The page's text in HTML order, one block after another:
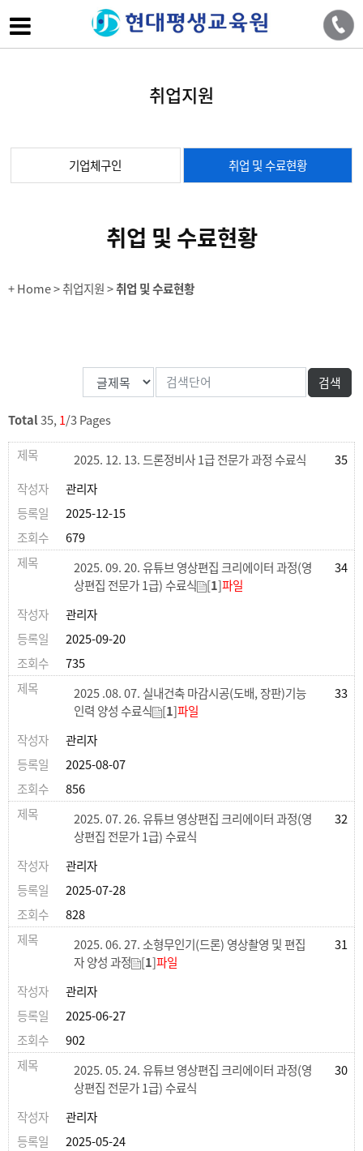
취업지원
기업체구인 취업 및 수료현황
취업 및 수료현황
+ Home> 취업지원 >취업 및 수료현황
Total35,1/3 Pages
35
2025. 12. 13. 드론정비사 1급 전문가 과정 수료식
관리자
2025-12-15
679
34
2025. 09. 20. 유튜브 영상편집 크리에이터 과정(영
상편집 전문가 1급) 수료식
[1]파일
관리자
2025-09-20
735
33
2025 .08. 07. 실내건축 마감시공(도배, 장판)기능
인력 양성 수료식
[1]파일
관리자
2025-08-07
856
32
2025. 07. 26. 유튜브 영상편집 크리에이터 과정(영
상편집 전문가 1급) 수료식
관리자
2025-07-28
828
31
2025. 06. 27. 소형무인기(드론) 영상촬영 및 편집
자 양성 과정
[1]파일
관리자
2025-06-27
902
30
2025. 05. 24. 유튜브 영상편집 크리에이터 과정(영
상편집 전문가 1급) 수료식
관리자
2025-05-24